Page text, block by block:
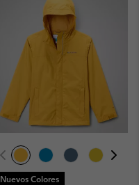
Nuevos Colores